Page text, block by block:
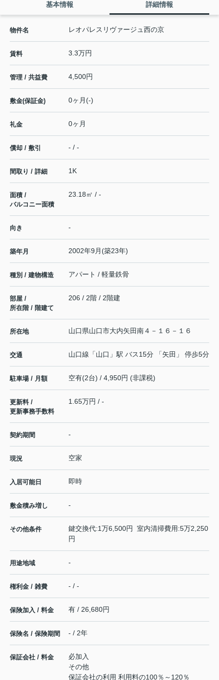
基本情報 詳細情報
物件名 レオパレスリヴァージュ西の京
賃料 3.3万円
管理 / 共益費 4,500円
敷金(保証金) 0ヶ月(-)
礼金 0ヶ月
償却 / 敷引 - / -
間取り / 詳細 1K
面積 /
バルコニー面積
23.18㎡ / -
向き -
築年月 2002年9月(築23年)
種別 / 建物構造 アパート / 軽量鉄骨
部屋 /
所在階 / 階建て
206 / 2階 / 2階建
所在地 山口県山口市大内矢田南４－１６－１６
交通 山口線 「山口 」駅 バス15分 「矢田」 停歩5分
駐車場 / 月額 空有(2台) / 4,950円 (非課税)
更新料 /
更新事務手数料
1.65万円 / -
契約期間 -
現況 空家
入居可能日 即時
敷金積み増し -
その他条件
鍵交換代:1万6,500円 室内清掃費用:5万2,250
円
用途地域 -
権利金 / 雑費 - / -
保険加入 / 料金 有 / 26,680円
保険名 / 保険期間 - / 2年
保証会社 / 料金
必加入
その他
保証会社の利用 利用料の100％～120％